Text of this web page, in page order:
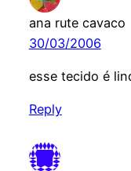
ana rute cavaco
30/03/2006
esse tecido é
Reply